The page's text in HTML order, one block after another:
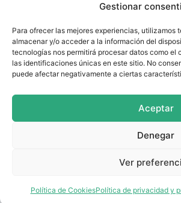
Gestionar
Para ofrecer las mejores experiencias, utilizamos
almacenar y/o acceder a la información del
tecnologías nos permitirá procesar datos como el
las identificaciones únicas en este sitio. No
puede afectar negativamente a ciertas
Aceptar
Denegar
Ver
Política de CookiesPolítica de privacidad y